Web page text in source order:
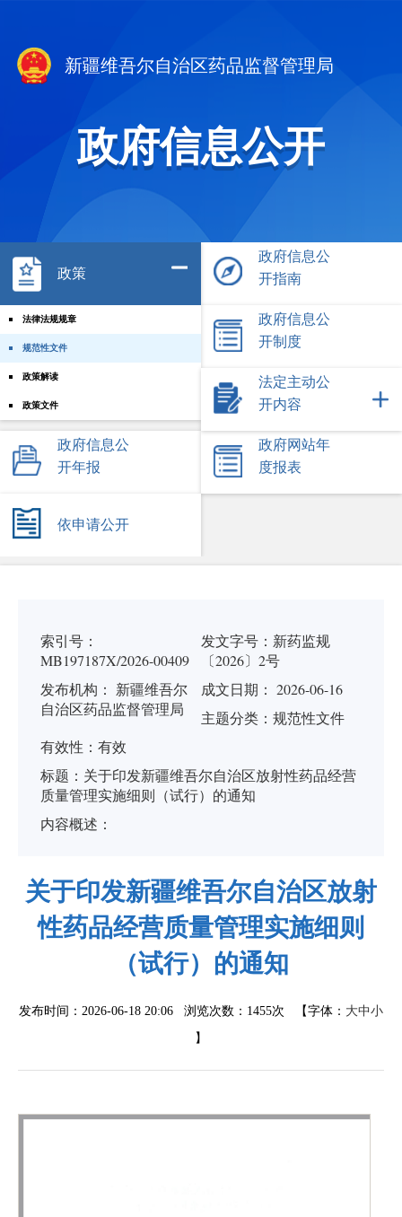
新疆维吾尔自治区药品监督管理局
政府信息公开
政策
法律法规规章
规范性文件
政策解读
政策文件
政府信息公
开指南
政府信息公
开制度
法定主动公
开内容
政府信息公
开年报
政府网站年
度报表
依申请公开
索引号：
MB197187X/2026-00409
发文字号： 新药监规
〔2026〕2号
发布机构： 新疆维吾尔
自治区药品监督管理局
成文日期： 2026-06-16
主题分类： 规范性文件
有效性： 有效
标题： 关于印发新疆维吾尔自治区放射性药品经营
质量管理实施细则（试行）的通知
内容概述：
关于印发新疆维吾尔自治区放射
性药品经营质量管理实施细则
（试行）的通知
发布时间：2026-06-18 20:06 浏览次数： 1455次 【字体： 大中小
】